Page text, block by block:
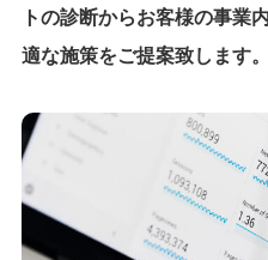
トの診断からお客様の事業
適な施策をご提案致します。